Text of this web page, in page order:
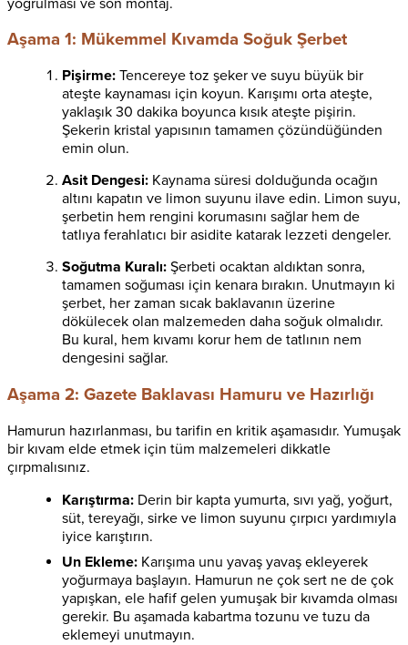
Aşama 1: Mükemmel Kıvamda Soğuk Şerbet
Pişirme: Tencereye toz şeker ve suyu büyük bir
ateşte kaynaması için koyun. Karışımı orta ateşte,
yaklaşık 30 dakika boyunca kısık ateşte pişirin.
Şekerin kristal yapısının tamamen çözündüğünden
emin olun.
Asit Dengesi: Kaynama süresi dolduğunda ocağın
altını kapatın ve limon suyunu ilave edin. Limon suyu,
şerbetin hem rengini korumasını sağlar hem de
tatlıya ferahlatıcı bir asidite katarak lezzeti dengeler.
Soğutma Kuralı: Şerbeti ocaktan aldıktan sonra,
tamamen soğuması için kenara bırakın. Unutmayın ki
şerbet, her zaman sıcak baklavanın üzerine
dökülecek olan malzemeden daha soğuk olmalıdır.
Bu kural, hem kıvamı korur hem de tatlının nem
dengesini sağlar.
Aşama 2: Gazete Baklavası Hamuru ve Hazırlığı
Hamurun hazırlanması, bu tarifin en kritik aşamasıdır. Yumuşak
bir kıvam elde etmek için tüm malzemeleri dikkatle
çırpmalısınız.
Karıştırma: Derin bir kapta yumurta, sıvı yağ, yoğurt,
süt, tereyağı, sirke ve limon suyunu çırpıcı yardımıyla
iyice karıştırın.
Un Ekleme: Karışıma unu yavaş yavaş ekleyerek
yoğurmaya başlayın. Hamurun ne çok sert ne de çok
yapışkan, ele hafif gelen yumuşak bir kıvamda olması
gerekir. Bu aşamada kabartma tozunu ve tuzu da
eklemeyi unutmayın.